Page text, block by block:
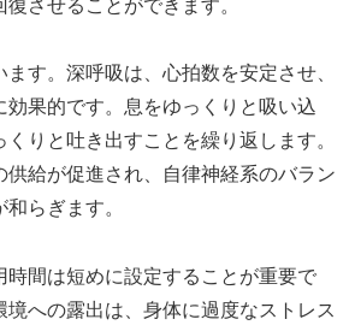
させることができます。
す。深呼吸は、心拍数を安定させ、
効果的です。息をゆっくりと吸い込
りと吐き出すことを繰り返します。
供給が促進され、自律神経系のバラン
らぎます。
時間は短めに設定することが重要で
境への露出は、身体に過度なストレス